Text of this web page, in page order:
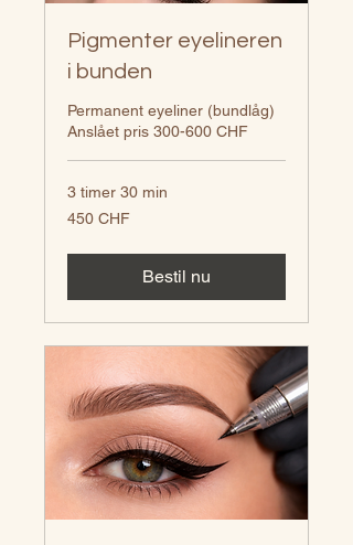
Pigmenter eyelineren
i bunden
Permanent eyeliner (bundlåg)
Anslået pris 300-600 CHF
3 timer 30 min
450
schweizerfranc
450 CHF
Bestil nu